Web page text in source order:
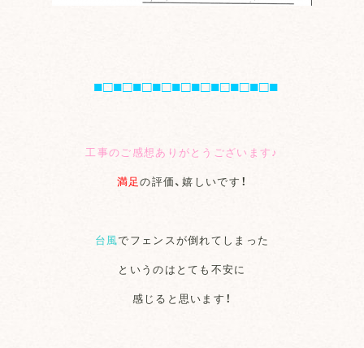
■□■□■□■□■□■□■□■□■□■
工事のご感想ありがとうございます♪
満足の評価、嬉しいです！
台風でフェンスが倒れてしまった
というのはとても不安に
感じると思います！